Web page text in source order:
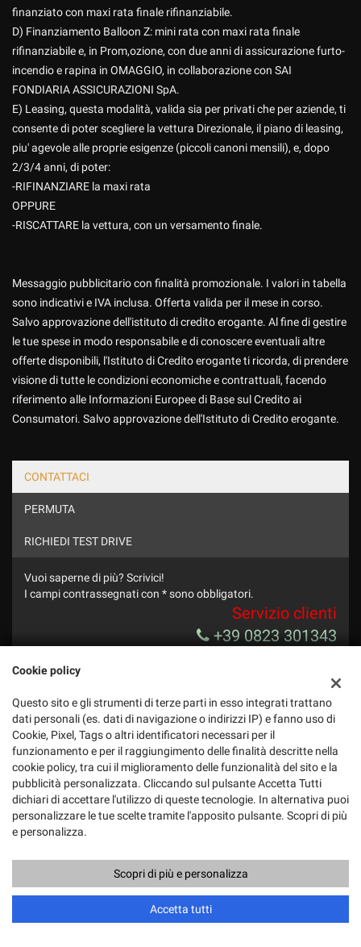
Ho letto e accettol'informativa privacy
Acconsento al trattamento dei miei dati per finalità di
marketing
finanziato con maxi rata finale rifinanziabile.
D) Finanziamento Balloon Z: mini rata con maxi rata finale
rifinanziabile e, in Prom,ozione, con due anni di assicurazione furto-
incendio e rapina in OMAGGIO, in collaborazione con SAI
FONDIARIA ASSICURAZIONI SpA.
E) Leasing, questa modalità, valida sia per privati che per aziende, ti
consente di poter scegliere la vettura Direzionale, il piano di leasing,
piu' agevole alle proprie esigenze (piccoli canoni mensili), e, dopo
2/3/4 anni, di poter:
-RIFINANZIARE la maxi rata
OPPURE
-RISCATTARE la vettura, con un versamento finale.
Messaggio pubblicitario con finalità promozionale. I valori in tabella
sono indicativi e IVA inclusa. Offerta valida per il mese in corso.
Salvo approvazione dell'istituto di credito erogante. Al fine di gestire
le tue spese in modo responsabile e di conoscere eventuali altre
offerte disponibili, l'Istituto di Credito erogante ti ricorda, di prendere
visione di tutte le condizioni economiche e contrattuali, facendo
riferimento alle Informazioni Europee di Base sul Credito ai
Consumatori. Salvo approvazione dell'Istituto di Credito erogante.
CONTATTACI
PERMUTA
RICHIEDI TEST DRIVE
Vuoi saperne di più? Scrivici!
I campi contrassegnati con * sono obbligatori.
Servizio clienti
+39 0823 301343
Acconsento al trattamento dei miei dati per finalità di marketing
Contatta un consulente
Cookie policy
Questo sito e gli strumenti di terze parti in esso integrati trattano
dati personali (es. dati di navigazione o indirizzi IP) e fanno uso di
Cookie, Pixel, Tags o altri identificatori necessari per il
funzionamento e per il raggiungimento delle finalità descritte nella
cookie policy, tra cui il miglioramento delle funzionalità del sito e la
pubblicità personalizzata. Cliccando sul pulsante Accetta Tutti
dichiari di accettare l'utilizzo di queste tecnologie. In alternativa puoi
personalizzare le tue scelte tramite l'apposito pulsante. Scopri di più
e personalizza.
Scopri di più e personalizza
Accetta tutti